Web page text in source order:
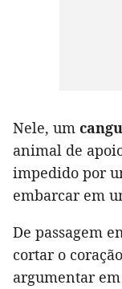
Nele, um
animal de
impedido por
embarcar em
De passagem
cortar o
argumentar